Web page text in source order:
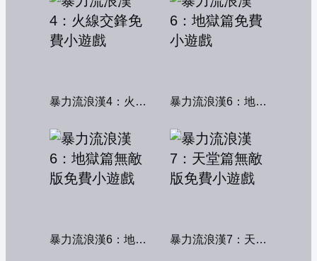
暴力流浪漢4：火線交鋒 暴力流浪漢6：地獄篇
暴力流浪漢6：地獄篇無敵版 暴力流浪漢7：天堂篇無敵版